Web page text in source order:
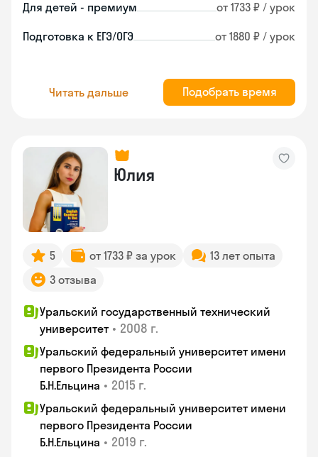
Для детей - премиум от 1733 ₽ / урок
Подготовка к ЕГЭ/ОГЭ от 1880 ₽ / урок
Читать дальше Подобрать время
Юлия
5 от 1733 ₽ за урок
13 лет опыта
3 отзыва
Уральский государственный технический
университет • 2008 г.
Уральский федеральный университет имени
первого Президента России
Б.Н.Ельцина • 2015 г.
Уральский федеральный университет имени
первого Президента России
Б.Н.Ельцина • 2019 г.